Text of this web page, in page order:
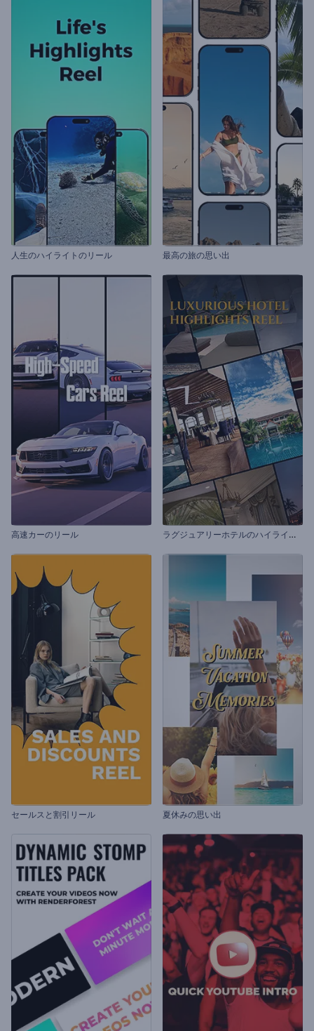
人生のハイライトのリール 最高の旅の思い出
高速カーのリール ラ
グジュアリーホテルのハイライトリール
セールスと割引リール 夏休みの思い出